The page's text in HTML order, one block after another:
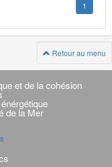
1
Retour au menu
et de la cohésion
de la Mer